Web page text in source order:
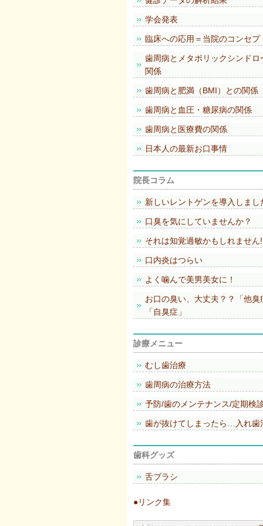
学会発表
臨床への応用＝当院のコンセプ
歯周病とメタボリックシンドロ
関係
歯周病と肥満（BMI）との関係
歯周病と血圧・糖尿病の関係
歯周病と医療費の関係
日本人の最新お口事情
院長コラム
新しいレントゲンを導入しまし
口臭を気にしていませんか？
それは知覚過敏かもしれません
口内炎はつらい
よく噛んで美男美女に！
お口の臭い、大丈夫？？「他臭
「自臭症」
診療メニュー
むし歯治療
歯周病の治療方法
予防/歯のメンテナンス/定期検
歯が抜けてしまったら…入れ歯
歯科グッズ
舌ブラシ
●リンク集